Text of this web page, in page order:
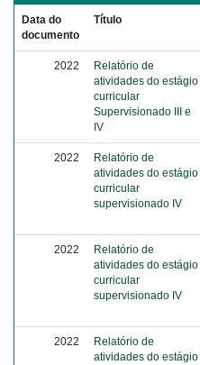
Data do
documento
Título
2022
Relatório de
atividades do estágio
curricular
Supervisionado III e
IV
2022
Relatório de
atividades do estágio
curricular
supervisionado IV
2022
Relatório de
atividades do estágio
curricular
supervisionado IV
2022
Relatório de
atividades do estágio